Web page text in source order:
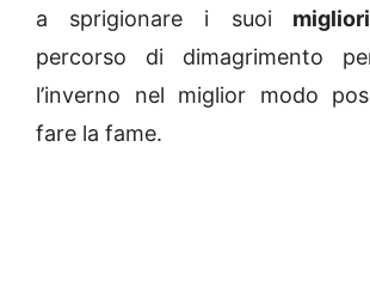
a sprigionare i suoi
percorso di dimagrimento
l’inverno nel miglior modo
fare la fame.